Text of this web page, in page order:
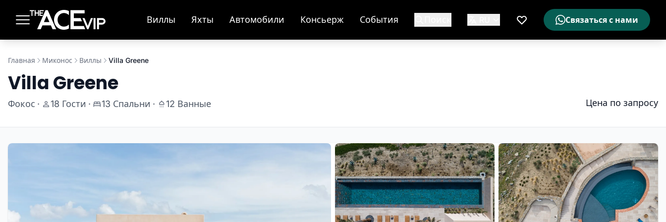
Виллы Яхты Автомобили Консьерж События
Мой список желаемого
Связаться с нами
Главная Миконос Виллы Villa Greene
Villa Greene
Фокос · 18 Гости · 13 Спальни · 12 Ванные Цена по запросу